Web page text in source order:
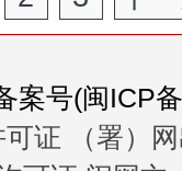
案号(闽ICP
可证 （署）